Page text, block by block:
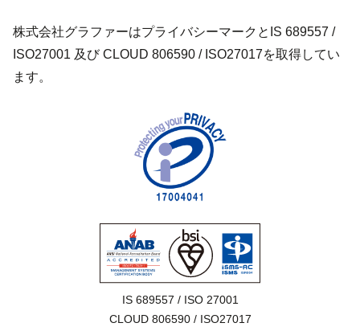
株式会社グラファーはプライバシーマークとIS 689557 /
ISO27001 及び CLOUD 806590 / ISO27017を取得してい
ます。
IS 689557 / ISO 27001
CLOUD 806590 / ISO27017